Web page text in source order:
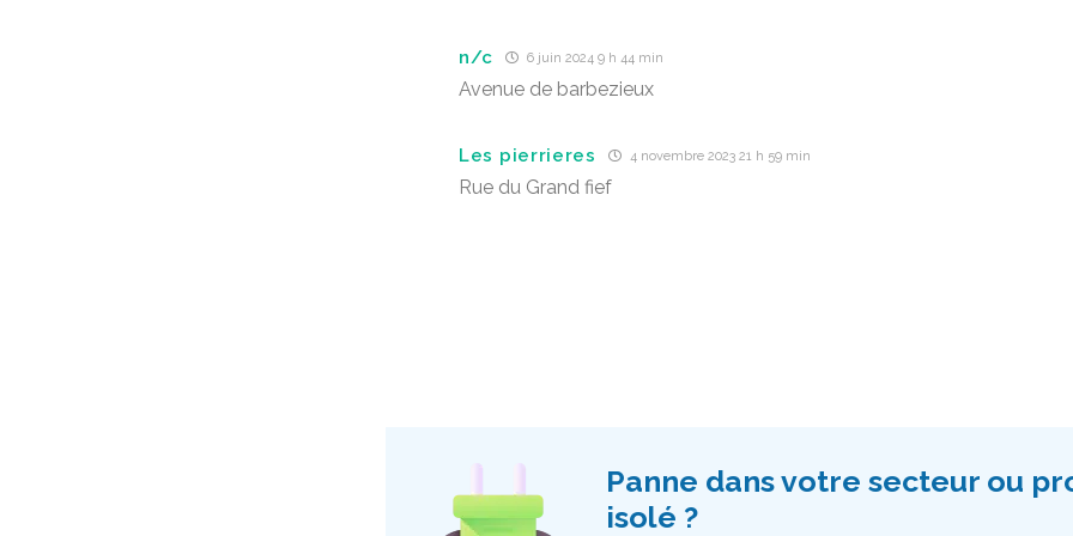
n/c 6 juin 2024 9 h 44 min
Avenue de barbezieux
Les pierrieres 4 novembre 2023 21 h 59 min
Rue du Grand fief
Panne dans votre secteur ou
isolé ?